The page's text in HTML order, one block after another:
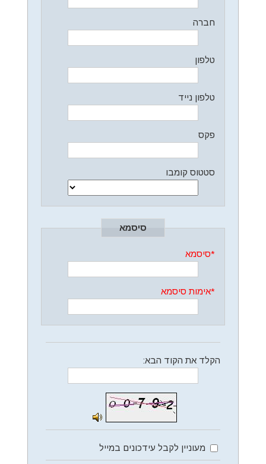
חברה
טלפון
טלפון נייד
פקס
סטטוס קומבו
סיסמא
*סיסמא
*אימות סיסמא
הקלד את הקוד הבא:
מעוניין לקבל עידכונים במייל